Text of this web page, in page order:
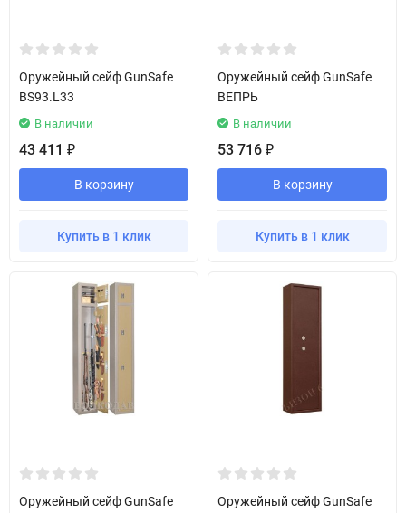
Оружейный сейф GunSafe
BS93.L33
В наличии
43 411 ₽
В корзину
Купить в 1 клик
Оружейный сейф GunSafe
ВЕПРЬ
В наличии
53 716 ₽
В корзину
Купить в 1 клик
Оружейный сейф GunSafe
Оружейный сейф GunSafe